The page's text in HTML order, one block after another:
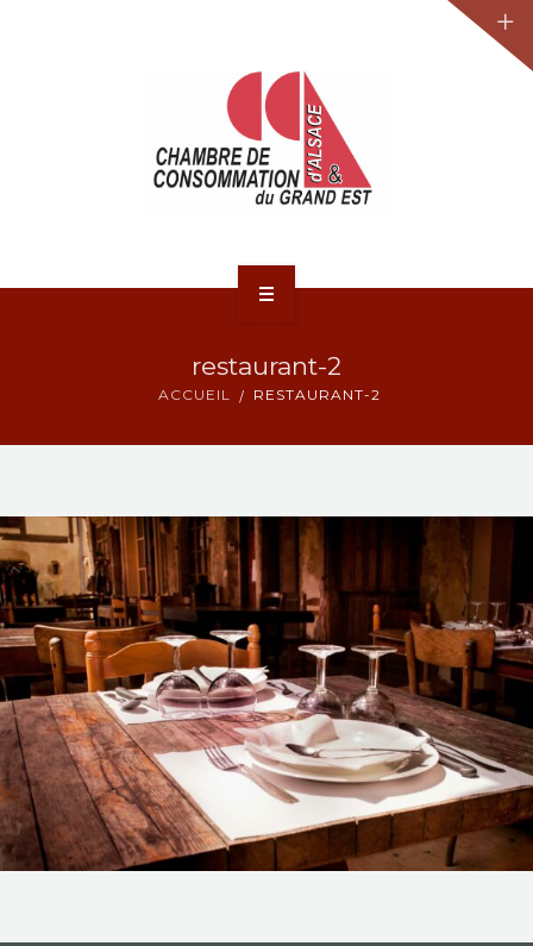
NOS ACTIONS
CONTACT
restaurant-2
ACCUEIL RESTAURANT-2